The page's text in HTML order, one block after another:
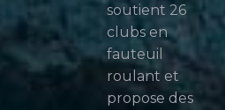
soutient 26
clubs en
fauteuil
roulant et
propose des